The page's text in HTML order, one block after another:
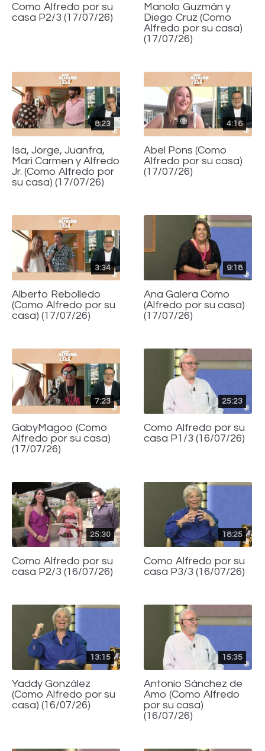
Como Alfredo por su
casa P2/3 (17/07/26)
Manolo Guzmán y
Diego Cruz (Como
Alfredo por su casa)
(17/07/26)
8:23
Isa, Jorge, Juanfra,
Mari Carmen y Alfredo
Jr. (Como Alfredo por
su casa) (17/07/26)
4:16
Abel Pons (Como
Alfredo por su casa)
(17/07/26)
3:34
Alberto Rebolledo
(Como Alfredo por su
casa) (17/07/26)
9:18
Ana Galera Como
(Alfredo por su casa)
(17/07/26)
7:23
GabyMagoo (Como
Alfredo por su casa)
(17/07/26)
25:23
Como Alfredo por su
casa P1/3 (16/07/26)
25:30
Como Alfredo por su
casa P2/3 (16/07/26)
18:25
Como Alfredo por su
casa P3/3 (16/07/26)
13:15
Yaddy González
(Como Alfredo por su
casa) (16/07/26)
15:35
Antonio Sánchez de
Amo (Como Alfredo
por su casa)
(16/07/26)